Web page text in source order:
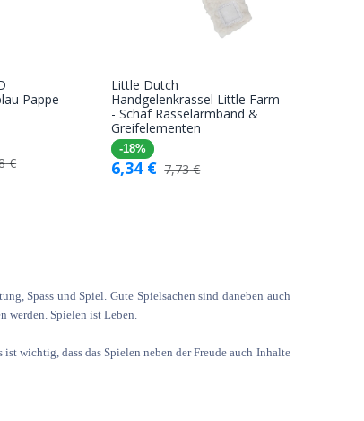
Pappe
€
In den
Warenkorb
Little Dutch
Handgelenkrassel Little Farm
- Schaf Rasselarmband &
Greifelementen
-18%
6,34 € 7,73€
Spass und Spiel. Gute Spielsachen sind daneben auch
werden. Spielen ist Leben.
wichtig, dass das Spielen neben der Freude auch Inhalte